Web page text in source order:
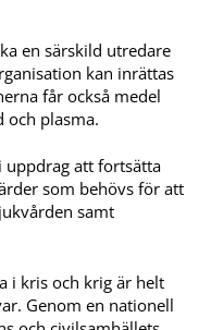
en särskild utredare
kan inrättas
får också medel
och plasma.
uppdrag att fortsätta
som behövs för att
samt
i kris och krig är helt
Genom en nationell